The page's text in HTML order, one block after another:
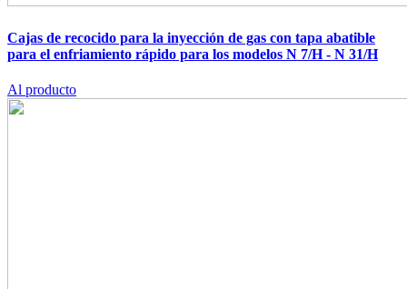
Cajas de recocido para la inyección de gas con tapa abatible
para el enfriamiento rápido para los modelos N 7/H - N 31/H
Al producto